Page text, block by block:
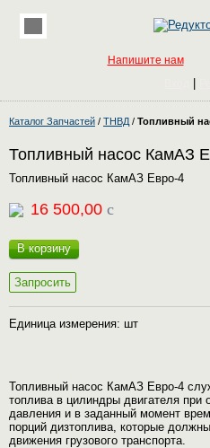
Напишите нам
Каталог Запчастей / ТНВД / Топливный
Топливный насос КамАЗ
Топливный насос КамАЗ Евро-4
16 500,00 c
В корзину
Запросить
Единица измерения: шт
Топливный насос КамАЗ Евро-4
топлива в цилиндры двигателя при
давления и в заданный момент
порций дизтоплива, которые
движения грузового транспорта.